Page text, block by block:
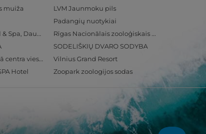
muiža
LVM Jaunmoku pils
Padangių nuotykiai
Radisson Blu Hotel & Spa, Daugava Riga
Rīgas Nacionālais zooloģiskais dārzs
SODELIŠKIŲ DVARO SODYBA
Ventspils Olimpiskā centra viesnīca
Vilnius Grand Resort
Hotel Zoopark zoologijos sodas